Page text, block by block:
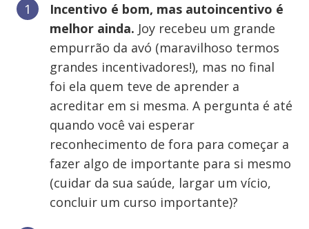
Incentivo é bom, mas autoincentivo é
melhor ainda. Joy recebeu um grande
empurrão da avó (maravilhoso termos
grandes incentivadores!), mas no final
foi ela quem teve de aprender a
acreditar em si mesma. A pergunta é até
quando você vai esperar
reconhecimento de fora para começar a
fazer algo de importante para si mesmo
(cuidar da sua saúde, largar um vício,
concluir um curso importante)?